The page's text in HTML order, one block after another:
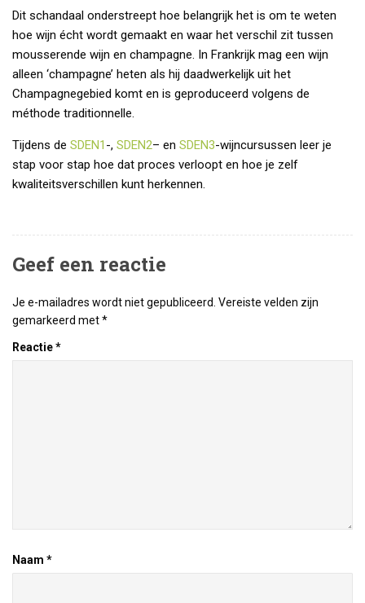
Dit schandaal onderstreept hoe belangrijk het is om te weten
hoe wijn écht wordt gemaakt en waar het verschil zit tussen
mousserende wijn en champagne. In Frankrijk mag een wijn
alleen ‘champagne’ heten als hij daadwerkelijk uit het
Champagnegebied komt en is geproduceerd volgens de
méthode traditionnelle.
Tijdens de SDEN1 -, SDEN2– en SDEN3-wijncursussen leer je
stap voor stap hoe dat proces verloopt en hoe je zelf
kwaliteitsverschillen kunt herkennen.
Geef een reactie
Je e-mailadres wordt niet gepubliceerd. Vereiste velden zijn
gemarkeerd met*
Reactie*
Naam *